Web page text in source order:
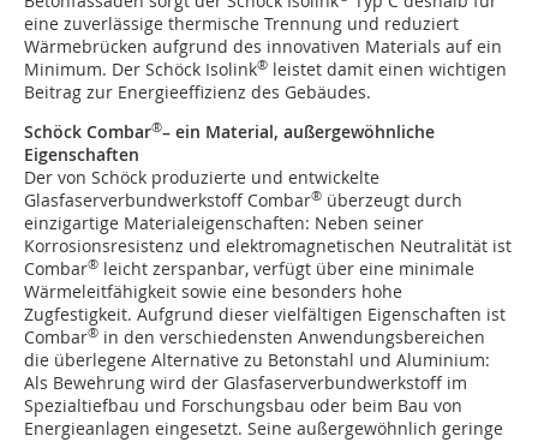
eine zuverlässige thermische Trennung und reduziert
Wärmebrücken aufgrund des innovativen Materials auf ein
Minimum. Der Schöck Isolink® leistet damit einen wichtigen
Beitrag zur Energieeffizienz des Gebäudes.
Schöck Combar®– ein Material, außergewöhnliche
Eigenschaften
Der von Schöck produzierte und entwickelte
Glasfaserverbundwerkstoff Combar® überzeugt durch
einzigartige Materialeigenschaften: Neben seiner
Korrosionsresistenz und elektromagnetischen Neutralität ist
Combar® leicht zerspanbar, verfügt über eine minimale
Wärmeleitfähigkeit sowie eine besonders hohe
Zugfestigkeit. Aufgrund dieser vielfältigen Eigenschaften ist
Combar® in den verschiedensten Anwendungsbereichen
die überlegene Alternative zu Betonstahl und Aluminium:
Als Bewehrung wird der Glasfaserverbundwerkstoff im
Spezialtiefbau und Forschungsbau oder beim Bau von
Energieanlagen eingesetzt. Seine außergewöhnlich geringe